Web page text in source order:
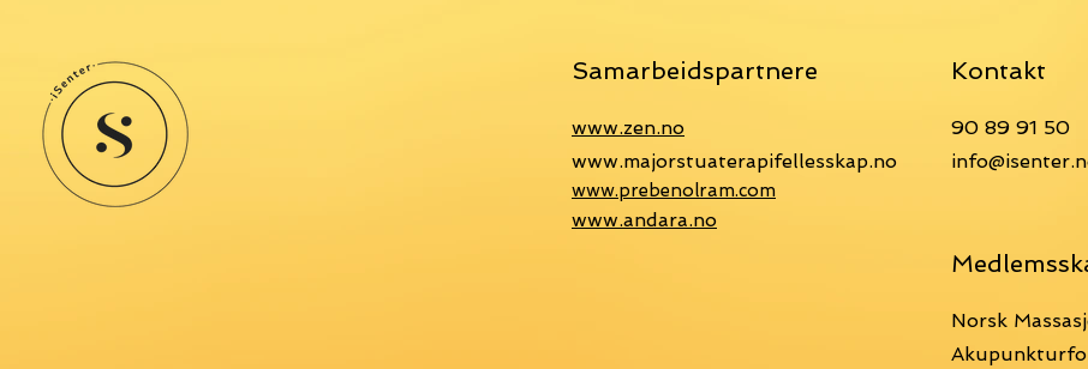
Samarbeidspartnere
www.zen.no
www.majorstuaterapifellesskap.no
www.prebenolram.com
www.andara.no
Kontakt
90 89 91 50
Norsk